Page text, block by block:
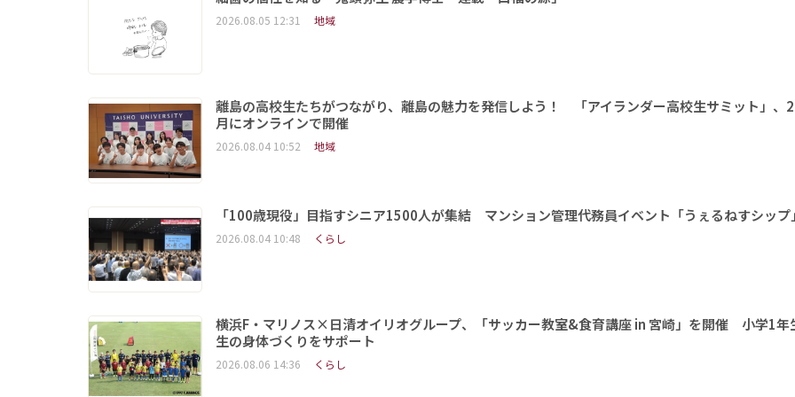
2026.08.05 12:31 地域
離島の高校生たちがつながり、離島の魅力を発信しよう！ 「アイランダー高校生サミット」、
月にオンラインで開催
2026.08.04 10:52 地域
「100歳現役」目指すシニア1500人が集結 マンション管理代務員イベント「うぇるねすシップ」
2026.08.04 10:48 くらし
横浜F・マリノス×日清オイリオグループ、「サッカー教室&食育講座 in 宮崎」を開催 小学1年
生の身体づくりをサポート
2026.08.06 14:36 くらし